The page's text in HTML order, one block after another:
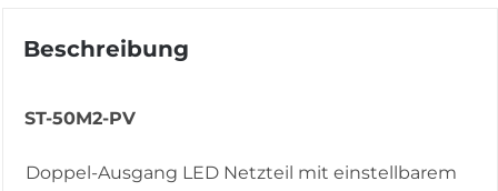
Beschreibung
ST-50M2-PV
Doppel-Ausgang LED Netzteil mit einstellbarem